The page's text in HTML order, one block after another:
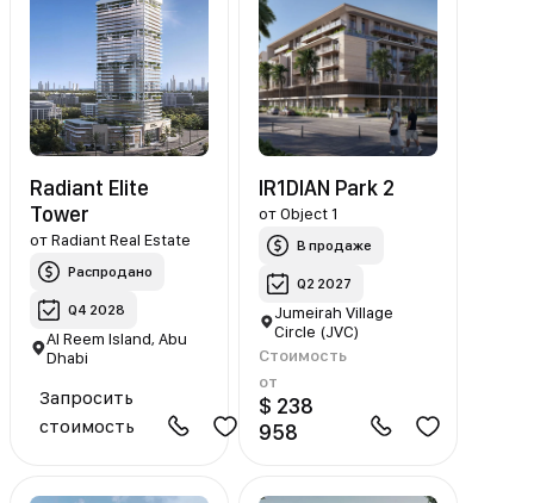
Radiant Elite
Tower
отRadiant Real Estate
Распродано
Q4 2028
Al Reem Island, Abu
Dhabi
Запросить
стоимость
IR1DIAN Park 2
отObject 1
В продаже
Q2 2027
Jumeirah Village
Circle (JVC)
Стоимость
от
$ 238
958